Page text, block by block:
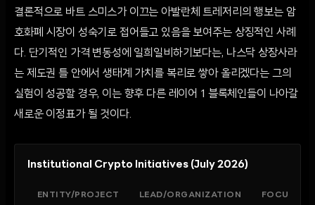
결론적으로 바트 스미스가 이끄는 아발란체 트레저리의 행보는 암
호화폐 시장이 성숙기로 접어들고 있음을 보여주는 상징적인 사례
다. 단기적인 가격 변동성에 일희일비하기보다는, 나스닥 상장사라
는 제도권 틀 안에서 생태계 가치를 복리로 쌓아 올리겠다는 그의
실험이 성공할 경우, 이는 향후 다른 레이어 1 블록체인들이 나아갈
새로운 이정표가 될 것이다.
Institutional Crypto Initiatives (July 2026)
ENTITY/PROJECT LEAD/ORGANIZATION FOCUS